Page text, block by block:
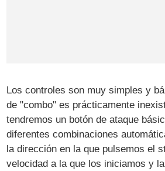
Los controles son muy simples y
de "combo" es prácticamente
tendremos un botón de ataque
diferentes combinaciones
la dirección en la que pulsemos el
velocidad a la que los iniciamos y